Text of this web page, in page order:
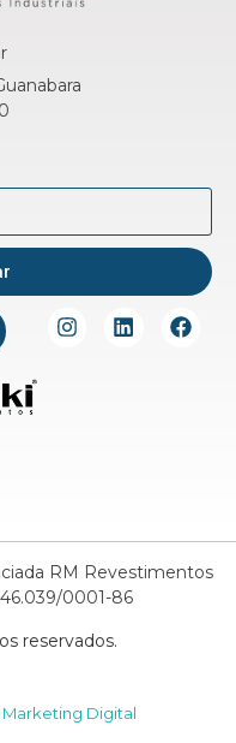
RM Revestimentos
0001-86
reservados.
Marketing Digital